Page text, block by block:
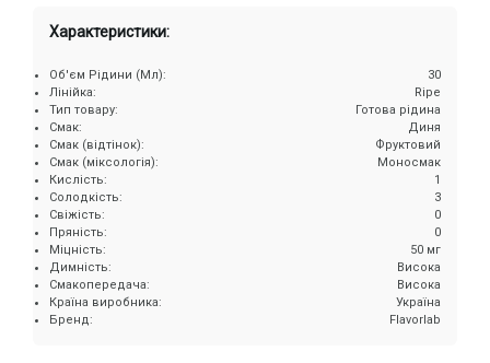
Характеристики:
Об'єм Рідини (Мл):
30
Лінійка:
Ripe
Тип товару:
Готова рідина
Смак:
Диня
Смак (відтінок):
Фруктовий
Смак (міксологія):
Моносмак
Кислість:
1
Солодкість:
3
Свіжість:
0
Пряність:
0
Міцність:
50 мг
Димність:
Висока
Смакопередача:
Висока
Країна виробника:
Україна
Бренд:
Flavorlab